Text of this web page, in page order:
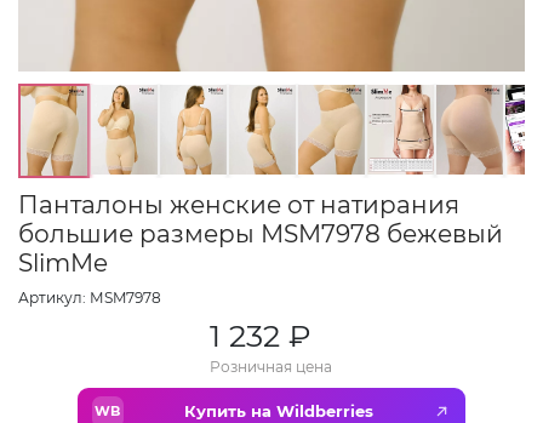
Панталоны женские от натирания
большие размеры МSM7978 бежевый
SlimMe
Артикул: МSM7978
1 232 ₽
Розничная цена
WB Купить на Wildberries